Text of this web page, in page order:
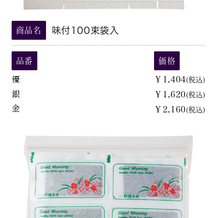
商品名 味付100束袋入
品番
優
銀
金
価格
￥1,404(税込)
￥1,620 (税込)
￥2,160 (税込)